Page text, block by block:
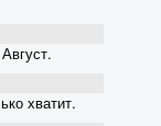
хватит.